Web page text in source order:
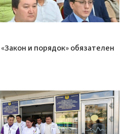
и порядок» обязателен